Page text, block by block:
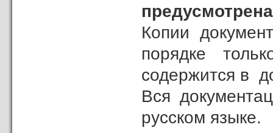
предусмотрена
Копии
порядке
содержится в
Вся
русском языке.